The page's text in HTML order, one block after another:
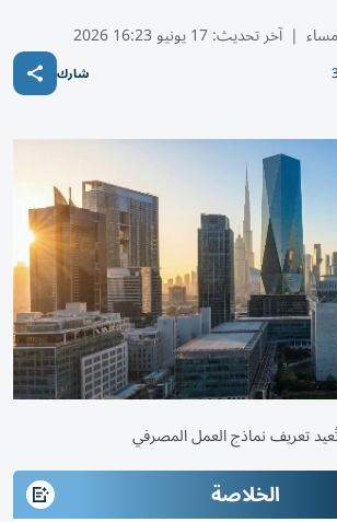
| آخر تحديث:17 يونيو 16:23 2026
شارك
تُعيد تعريف نماذج العمل المصرفي
الخلاصة